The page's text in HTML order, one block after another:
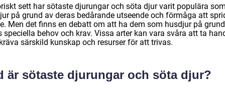
sett har sötaste djurungar och söta djur varit populära
på grund av deras bedårande utseende och förmåga att
Men det finns en debatt om att ha dem som husdjur på
speciella behov och krav. Vissa arter kan vara svåra att ta
särskild kunskap och resurser för att trivas.
är sötaste djurungar och söta djur?